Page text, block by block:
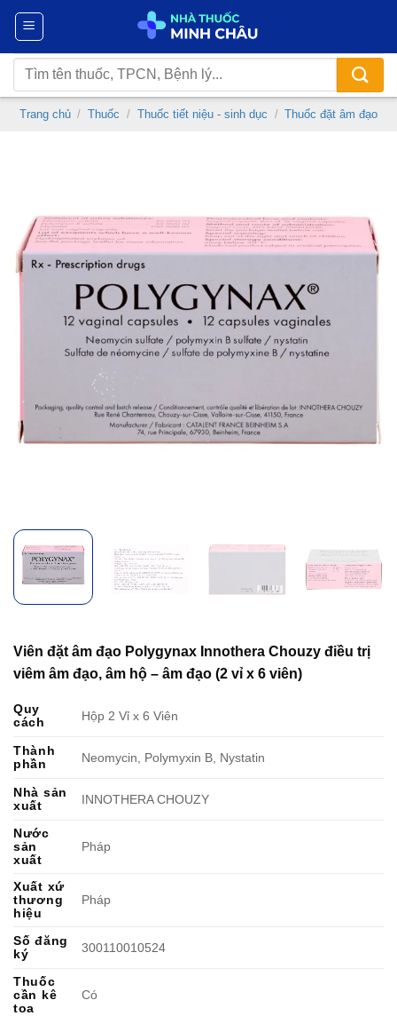
Chuyển
nội
dung
Tìm
kiếm:
Trang chủ / Thuốc / Thuốc tiết niệu - sinh dục / Thuốc đặt âm đạo
Viên đặt âm đạo Polygynax Innothera Chouzy điều trị
viêm âm đạo, âm hộ – âm đạo (2 vỉ x 6 viên)
Quy
cách
Hộp 2 Vỉ x 6 Viên
Thành
phần
Neomycin, Polymyxin B, Nystatin
Nhà sản
xuất
INNOTHERA CHOUZY
Nước
sản
xuất
Pháp
Xuất xứ
thương
hiệu
Pháp
Số đăng
ký
300110010524
Thuốc
cần kê
toa
Có